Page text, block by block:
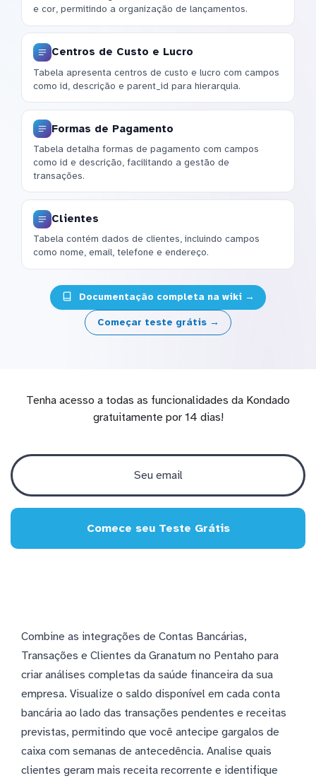
e cor, permitindo a organização de lançamentos.
Centros de Custo e Lucro
Tabela apresenta centros de custo e lucro com campos
como id, descrição e parent_id para hierarquia.
Formas de Pagamento
Tabela detalha formas de pagamento com campos
como id e descrição, facilitando a gestão de
transações.
Clientes
Tabela contém dados de clientes, incluindo campos
como nome, email, telefone e endereço.
Documentação completa na wiki →
Começar teste grátis →
Tenha acesso a todas as funcionalidades da Kondado
gratuitamente por 14 dias!
Comece seu Teste Grátis
Combine as integrações de Contas Bancárias,
Transações e Clientes da Granatum no Pentaho para
criar análises completas da saúde financeira da sua
empresa. Visualize o saldo disponível em cada conta
bancária ao lado das transações pendentes e receitas
previstas, permitindo que você antecipe gargalos de
caixa com semanas de antecedência. Analise quais
clientes geram mais receita recorrente e identifique